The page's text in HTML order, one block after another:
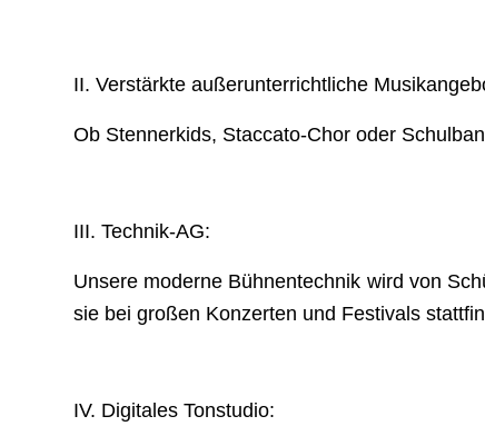
II. Verstärkte außerunterrichtliche
Ob Stennerkids, Staccato-Chor oder
III. Technik-AG:
Unsere moderne Bühnentechnik wird von
sie bei großen Konzerten und Festivals
IV. Digitales Tonstudio: